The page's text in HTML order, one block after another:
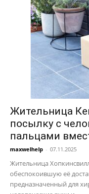
Жительница
посылку с
пальцами
maxwelhelp - 07.11.2025
Жительница
обеспокоившую её
предназначенный для